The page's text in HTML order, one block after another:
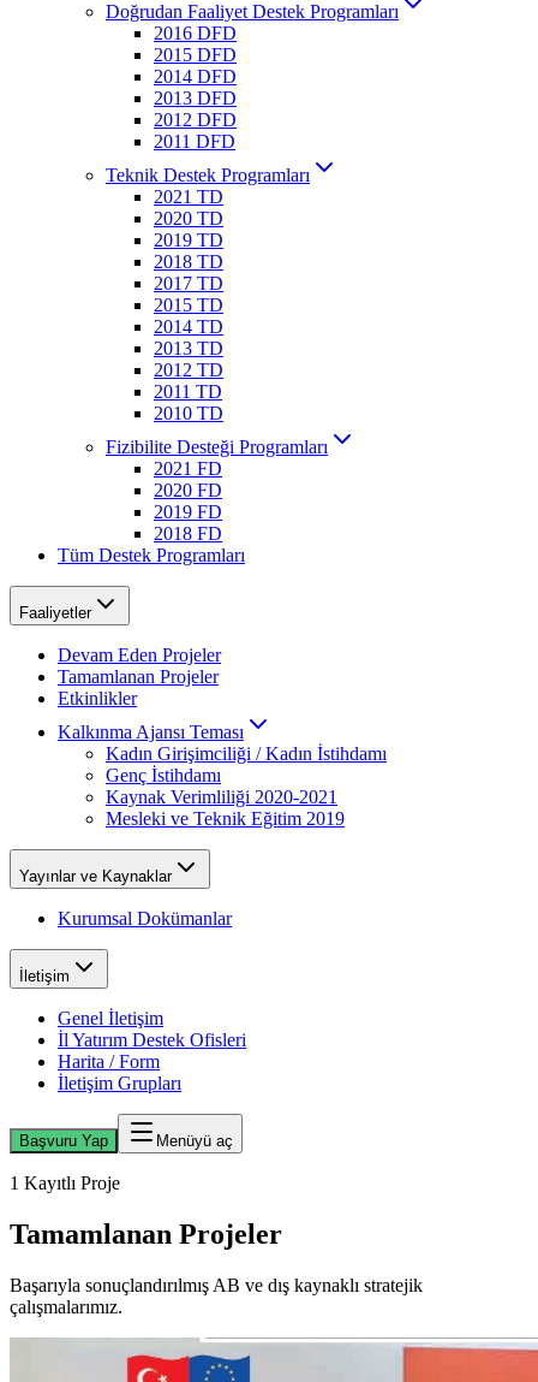
Doğrudan Faaliyet Destek Programları
2016 DFD
2015 DFD
2014 DFD
2013 DFD
2012 DFD
2011 DFD
Teknik Destek Programları
2021 TD
2020 TD
2019 TD
2018 TD
2017 TD
2015 TD
2014 TD
2013 TD
2012 TD
2011 TD
2010 TD
Fizibilite Desteği Programları
2021 FD
2020 FD
2019 FD
2018 FD
Tüm Destek Programları
Faaliyetler
Devam Eden Projeler
Tamamlanan Projeler
Etkinlikler
Kalkınma Ajansı Teması
Kadın Girişimciliği / Kadın İstihdamı
Genç İstihdamı
Kaynak Verimliliği 2020-2021
Mesleki ve Teknik Eğitim 2019
Yayınlar ve Kaynaklar
Kurumsal Dokümanlar
İletişim
Genel İletişim
İl Yatırım Destek Ofisleri
Harita / Form
İletişim Grupları
Başvuru Yap Menüyü aç
1 Kayıtlı Proje
Tamamlanan Projeler
Başarıyla sonuçlandırılmış AB ve dış kaynaklı stratejik
çalışmalarımız.